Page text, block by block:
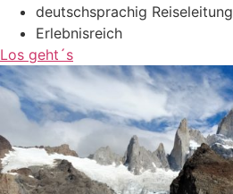
deutschsprachig Reiseleitung
Erlebnisreich
Los geht´s